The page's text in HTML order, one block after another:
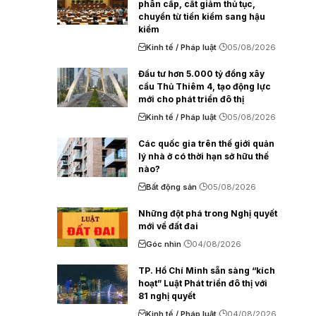
phân cấp, cắt giảm thủ tục,
chuyển từ tiền kiểm sang hậu
kiểm
Kinh tế / Pháp luật 05/08/2026
Đầu tư hơn 5.000 tỷ đồng xây
cầu Thủ Thiêm 4, tạo động lực
mới cho phát triển đô thị
Kinh tế / Pháp luật 05/08/2026
Các quốc gia trên thế giới quản
lý nhà ở có thời hạn sở hữu thế
nào?
Bất động sản 05/08/2026
Những đột phá trong Nghị quyết
mới về đất đai
Góc nhìn 04/08/2026
TP. Hồ Chí Minh sẵn sàng “kích
hoạt” Luật Phát triển đô thị với
81 nghị quyết
Kinh tế / Pháp luật 04/08/2026